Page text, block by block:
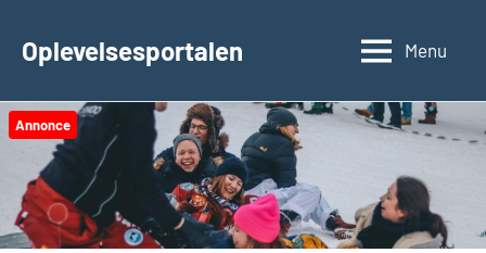
Oplevelsesportalen Menu
Annonce